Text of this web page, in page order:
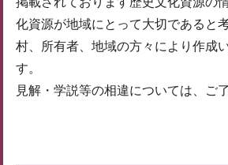
化資源が地域にとって大切であると
村、所有者、地域の方々により作成
す。
見解・学説等の相違については、ご